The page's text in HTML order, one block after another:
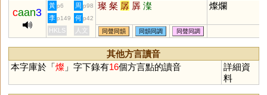
caan3
黃 p6 周 p98 璨 粲 孱 羼 澯 燦爛
李 p149 何 p42
HKLS 人文 同聲同韻 同韻同調 同聲同調
其他方言讀音
本字庫於「燦」字下錄有16個方言點的讀音
詳細資
料